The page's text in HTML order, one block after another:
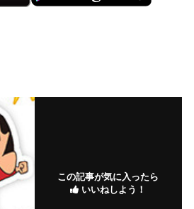
この記事が気に入ったら
いいねしよう！